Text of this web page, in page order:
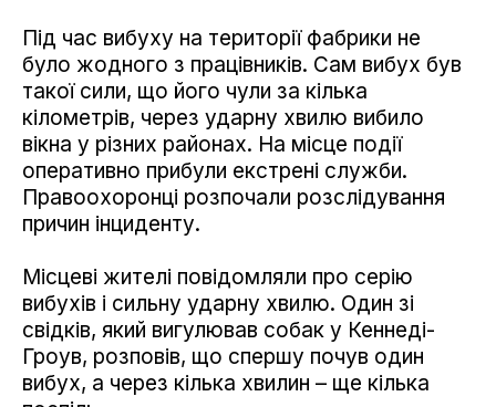
Під час вибуху на території фабрики не
було жодного з працівників. Сам вибух був
такої сили, що його чули за кілька
кілометрів, через ударну хвилю вибило
вікна у різних районах. На місце події
оперативно прибули екстрені служби.
Правоохоронці розпочали розслідування
причин інциденту.
Місцеві жителі повідомляли про серію
вибухів і сильну ударну хвилю. Один зі
свідків, який вигулював собак у Кеннеді-
Гроув, розповів, що спершу почув один
вибух, а через кілька хвилин – ще кілька